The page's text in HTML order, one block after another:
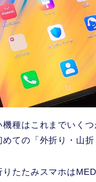
種はこれまでいく
ての「外折り・山折
たたみスマホは